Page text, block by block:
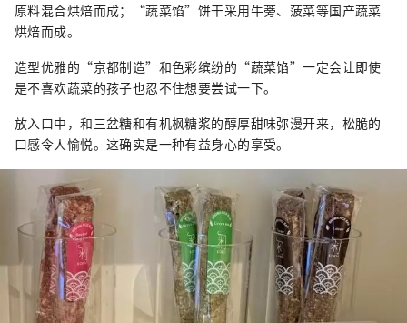
原料混合烘焙而成；“蔬菜馅”饼干采用牛蒡、菠菜等国产蔬菜
烘焙而成。
造型优雅的“京都制造”和色彩缤纷的“蔬菜馅”一定会让即使
是不喜欢蔬菜的孩子也忍不住想要尝试一下。
放入口中，和三盆糖和有机枫糖浆的醇厚甜味弥漫开来，松脆的
口感令人愉悦。这确实是一种有益身心的享受。